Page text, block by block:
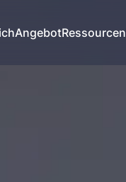
AngebotRessourcen